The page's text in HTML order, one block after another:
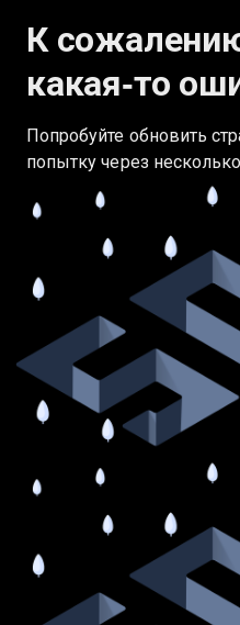
К
какая‑то
Попробуйте обновить
попытку через